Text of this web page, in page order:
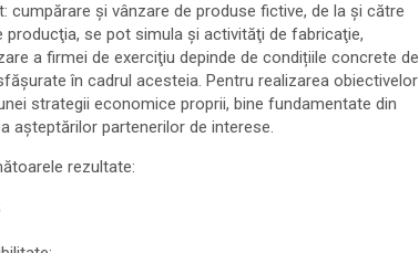
şi vânzare de produse fictive, de la şi către
se pot simula şi activităţi de fabricaţie,
a firmei de exerciţiu depinde de condițiile concrete de
în cadrul acesteia. Pentru realizarea obiectivelor
strategii economice proprii, bine fundamentate din
aşteptărilor partenerilor de interese.
rezultate: